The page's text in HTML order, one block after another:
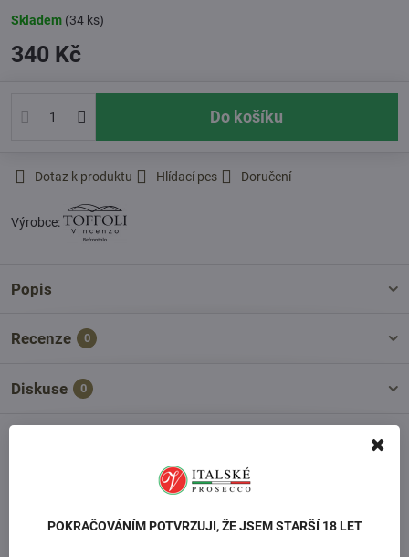
Skladem (34 ks)
340 Kč
Do košíku
Dotaz k produktu Hlídací pes Doručení
Výrobce:
Popis
Recenze 0
Diskuse 0
POKRAČOVÁNÍM POTVRZUJI, ŽE JSEM STARŠÍ 18 LET